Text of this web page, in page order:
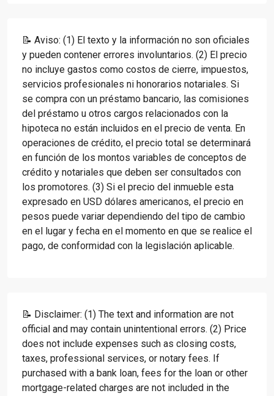
📝 Aviso: (1) El texto y la información no son oficiales
y pueden contener errores involuntarios. (2) El precio
no incluye gastos como costos de cierre, impuestos,
servicios profesionales ni honorarios notariales. Si
se compra con un préstamo bancario, las comisiones
del préstamo u otros cargos relacionados con la
hipoteca no están incluidos en el precio de venta. En
operaciones de crédito, el precio total se determinará
en función de los montos variables de conceptos de
crédito y notariales que deben ser consultados con
los promotores. (3) Si el precio del inmueble esta
expresado en USD dólares americanos, el precio en
pesos puede variar dependiendo del tipo de cambio
en el lugar y fecha en el momento en que se realice el
pago, de conformidad con la legislación aplicable.
📝 Disclaimer: (1) The text and information are not
official and may contain unintentional errors. (2) Price
does not include expenses such as closing costs,
taxes, professional services, or notary fees. If
purchased with a bank loan, fees for the loan or other
mortgage-related charges are not included in the